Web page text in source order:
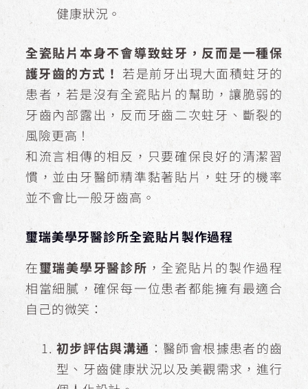
健康狀況。
全瓷貼片本身不會導致蛀牙，反而是一種保
護牙齒的方式！ 若是前牙出現大面積蛀牙的
患者，若是沒有全瓷貼片的幫助，讓脆弱的
牙齒內部露出，反而牙齒二次蛀牙、斷裂的
風險更高！
和流言相傳的相反，只要確保良好的清潔習
慣，並由牙醫師精準黏著貼片，蛀牙的機率
並不會比一般牙齒高。
璽瑞美學牙醫診所全瓷貼片製作過程
在璽瑞美學牙醫診所 ，全瓷貼片的製作過程
相當細膩，確保每一位患者都能擁有最適合
自己的微笑：
初步評估與溝通 ：醫師會根據患者的齒
型、牙齒健康狀況以及美觀需求，進行